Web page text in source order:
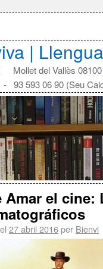
|
Mollet del Vallès 08100
- 93 593 06 90 (Seu
Amar el cine:
27 abril 2016per Bienvi